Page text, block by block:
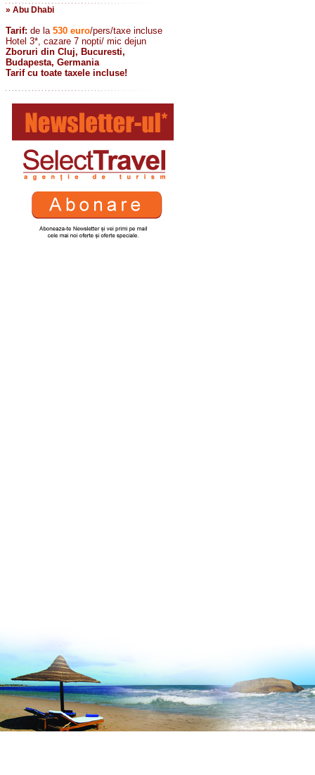
» Abu Dhabi
Tarif: de la 530 euro/pers/taxe incluse
Hotel 3*, cazare 7 nopti/ mic dejun
Zboruri din Cluj, Bucuresti,
Budapesta, Germania
Tarif cu toate taxele incluse!